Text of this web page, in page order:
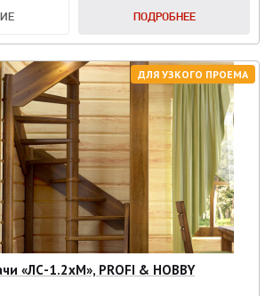
ПОДРОБНЕЕ
ДЛЯ УЗКОГО ПРОЕМА
«ЛС-1.2хМ», PROFI & HOBBY